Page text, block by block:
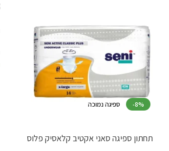
-8% ספיגה נמוכה
תחתון ספיגה סאני אקטיב קלאסיק פלוס